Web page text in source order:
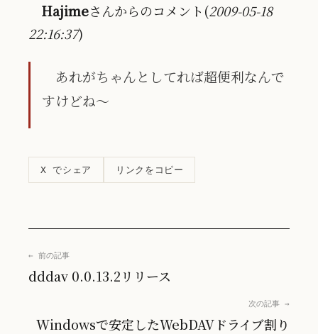
Hajimeさんからのコメント(2009-05-18
22:16:37)
あれがちゃんとしてれば超便利なんで
すけどね～
X でシェア リンクをコピー
← 前の記事
dddav 0.0.13.2リリース
次の記事 →
Windowsで安定したWebDAVドライブ割り